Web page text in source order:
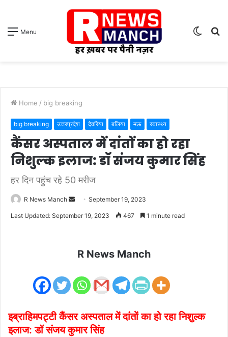
Menu
Switch
Home / big breaking
big breaking उत्तरप्रदेश देवरिया बलिया मऊ स्वास्थ्य
कैंसर अस्पताल में दांतों का हो रहा
निशुल्क इलाज: डॉ संजय कुमार सिंह
हर दिन पहुंच रहे 50 मरीज
R News Manch
SendSeptember 19, 2023
Last Updated: September 19, 2023 467 1 minute read
R News Manch
इब्राहिमपट्टी कैंसर अस्पताल में दांतों का हो रहा निशुल्क
इलाज: डॉ संजय कुमार सिंह